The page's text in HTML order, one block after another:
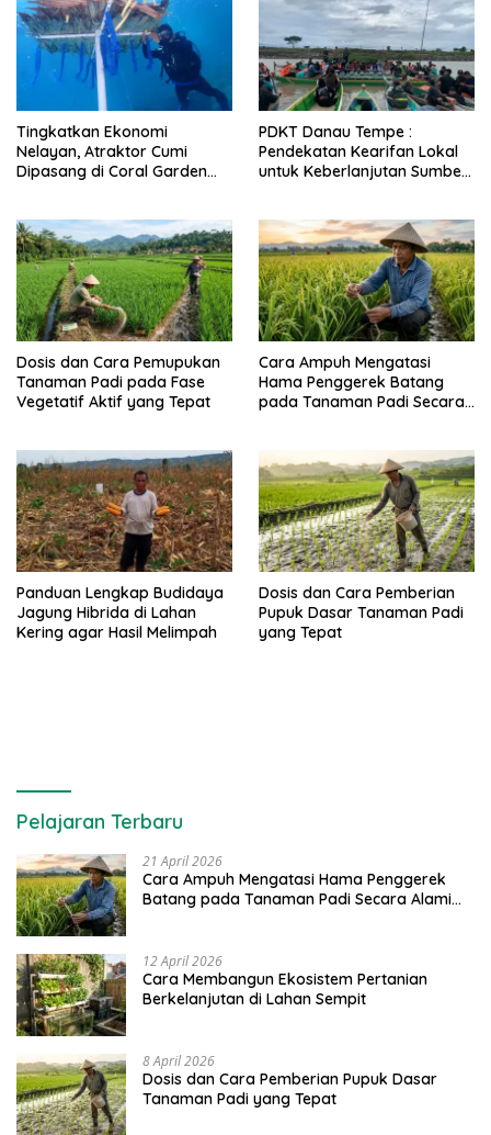
Tingkatkan Ekonomi
Nelayan, Atraktor Cumi
Dipasang di Coral Garden
PDKT Danau Tempe :
Pendekatan Kearifan Lokal
untuk Keberlanjutan Sumber
Dosis dan Cara Pemupukan
Tanaman Padi pada Fase
Vegetatif Aktif yang Tepat
Cara Ampuh Mengatasi
Hama Penggerek Batang
pada Tanaman Padi Secara
Panduan Lengkap Budidaya
Jagung Hibrida di Lahan
Kering agar Hasil Melimpah
Dosis dan Cara Pemberian
Pupuk Dasar Tanaman Padi
yang Tepat
Pelajaran Terbaru
21 April 2026
Cara Ampuh Mengatasi Hama Penggerek
Batang pada Tanaman Padi Secara Alami
12 April 2026
Cara Membangun Ekosistem Pertanian
Berkelanjutan di Lahan Sempit
8 April 2026
Dosis dan Cara Pemberian Pupuk Dasar
Tanaman Padi yang Tepat